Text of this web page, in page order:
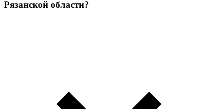
Рязанской области?